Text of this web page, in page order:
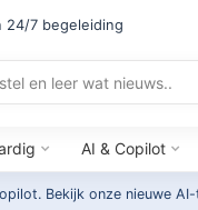
24/7 begeleiding
AI & Copilot
Bekijk onze nieuwe